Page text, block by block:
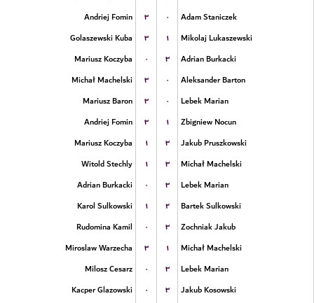
Andriej Fomin
۳ ۰
Adam Staniczek
Golaszewski Kuba
۳ ۱
Mikolaj Lukaszewski
Mariusz Koczyba
۰ ۳
Adrian Burkacki
Michał Machelski
۳ ۰
Aleksander Barton
Mariusz Baron
۳ ۰
Lebek Marian
Andriej Fomin
۳ ۱
Zbigniew Nocun
Mariusz Koczyba
۱ ۳
Jakub Pruszkowski
Witold Stechly
۱ ۳
Michał Machelski
Adrian Burkacki
۰ ۳
Lebek Marian
Karol Sulkowski
۱ ۲
Bartek Sulkowski
Rudomina Kamil
۰ ۳
Zochniak Jakub
Miroslaw Warzecha
۳ ۱
Michał Machelski
Milosz Cesarz
۰ ۳
Lebek Marian
Kacper Glazowski
۰ ۳
Jakub Kosowski